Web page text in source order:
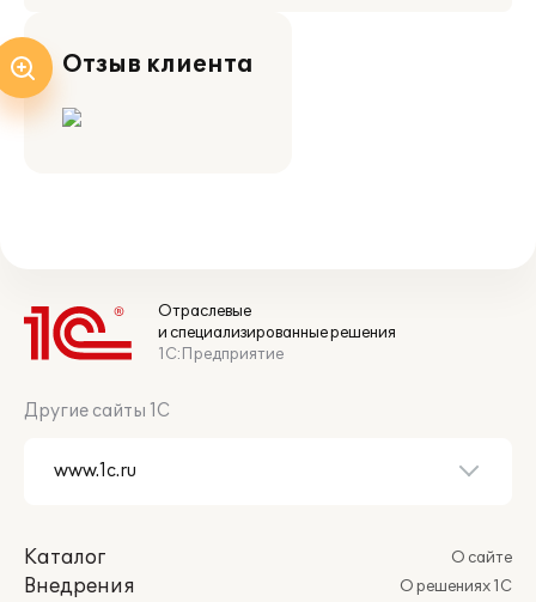
Отзыв клиента
Отраслевые
и специализированные решения
1С:Предприятие
Другие сайты 1С
Каталог
Внедрения
О сайте
О решениях 1С